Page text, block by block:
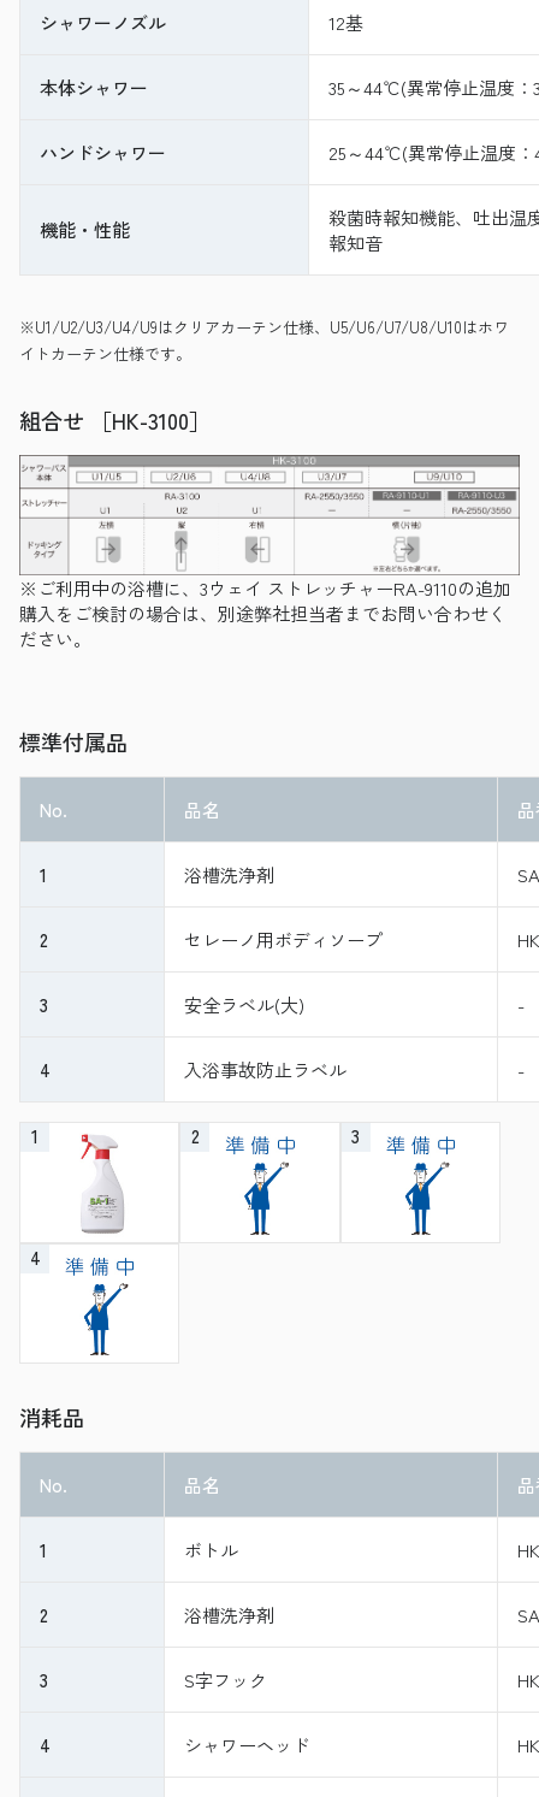
シャワーノズル 12基
本体シャワー 35～44℃(異常停止温度
ハンドシャワー 25～44℃(異常停止温度
機能・性能
殺菌時報知機能、吐出
報知音
※U1/U2/U3/U4/U9はクリアカーテン仕様、U5/U6/U7/U8/U10はホワ
イトカーテン仕様です。
組合せ ［HK-3100］
※ご利用中の浴槽に、3ウェイ ストレッチャーRA-9110の追加
購入をご検討の場合は、別途弊社担当者までお問い合わせく
ださい。
標準付属品
No. 品名
1 浴槽洗浄剤
2 セレーノ用ボディソープ
3 安全ラベル(大) -
4 入浴事故防止ラベル -
1 2 3
4
消耗品
No. 品名
1 ボトル
2 浴槽洗浄剤
3 S字フック
4 シャワーヘッド